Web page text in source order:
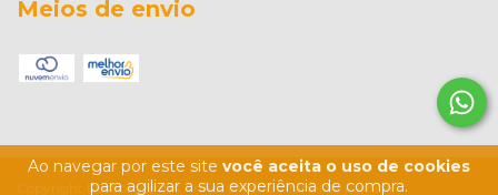
Ao navegar por este site você aceita o uso de cookies
para agilizar a sua experiência de compra.
Meios de envio
Copyright Desapegos das Annas Brechó Infantil da Familia -